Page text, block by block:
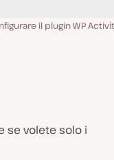
il plugin WP
se volete solo i